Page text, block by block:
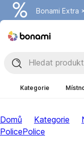
Bonami Extra
Summer Sale
Kategorie
Domů Kategorie
PolicePolice